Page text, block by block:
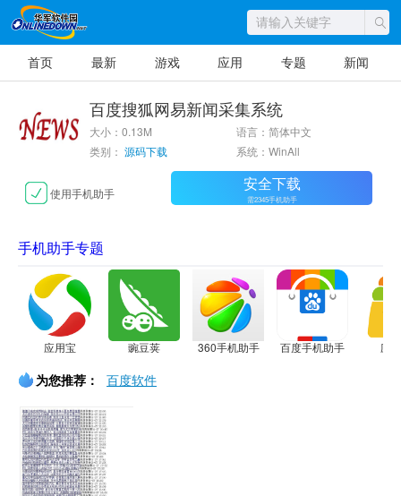
首页 最新 游戏 应用 专题 新闻
百度搜狐网易新闻采集系统
大小：0.13M
语言：简体中文
类别： 源码下载 系统：WinAll
使用手机助手 安全下载
需2345手机助手
手机助手专题
应用宝 豌豆荚 360手机助手 百度手机助手 应
为您推荐： 百度软件